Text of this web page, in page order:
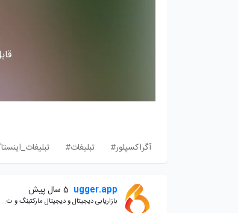
آگراکسپلور#
تبلیغات#
ugger.app 5 سال پیش
بازاریابی دیجیتال و دیجیتال مارکتینگ و ت...